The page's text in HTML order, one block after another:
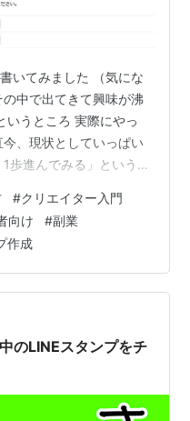
いてみました （気にな
中で出てきて興味が沸
いうところ 実際にやっ
、現状としていっぱい
歩進んでみる」というと
ので、 前回レビューし
超初心者でも稼げるAI
いてもいいと思いま
れる方もいると思うの
！ 「lineスタンプの作
#クリエイター入門
向け #副業
作成
のLINEスタンプをチ